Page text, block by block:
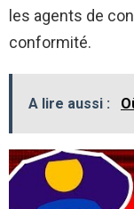
les agents de
conformité.
A lire aussi :